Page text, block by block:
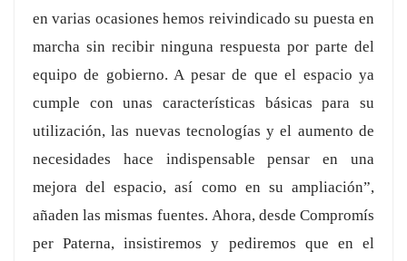
en varias ocasiones hemos reivindicado su puesta en
marcha sin recibir ninguna respuesta por parte del
equipo de gobierno. A pesar de que el espacio ya
cumple con unas características básicas para su
utilización, las nuevas tecnologías y el aumento de
necesidades hace indispensable pensar en una
mejora del espacio, así como en su ampliación”,
añaden las mismas fuentes. Ahora, desde Compromís
per Paterna, insistiremos y pediremos que en el